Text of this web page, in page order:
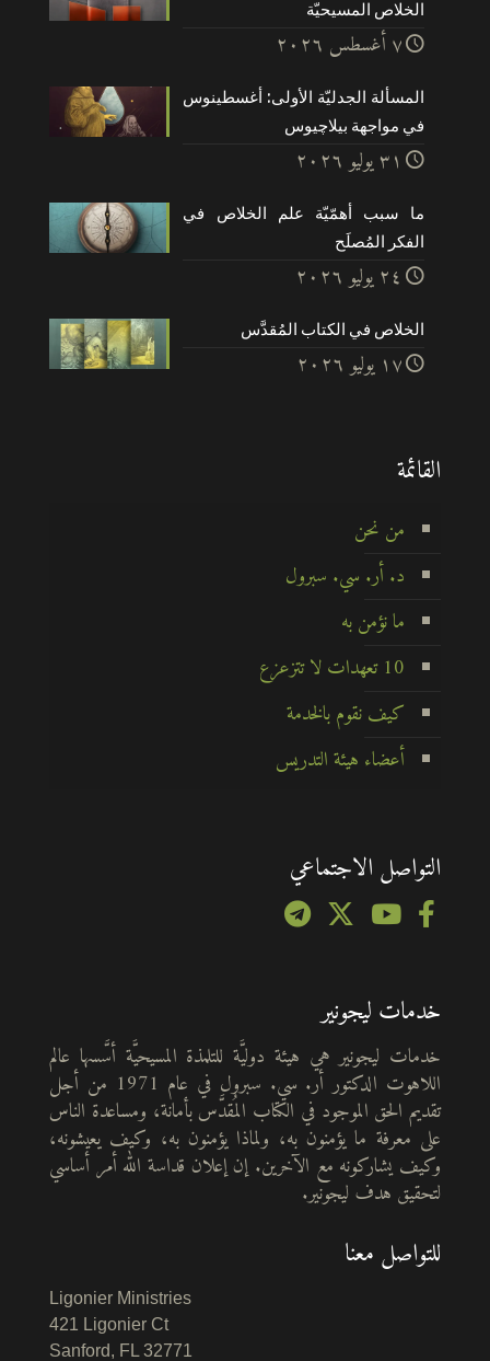
الخلاص المسيحيّة
۷ أغسطس ۲۰۲٦
المسألة الجدليّة الأولى: أغسطينوس
في مواجهة بيلاچيوس
۳۱ يوليو ۲۰۲٦
ما سبب أهمّيّة علم الخلاص في
الفكر المُصلَح
۲٤ يوليو ۲۰۲٦
الخلاص في الكتاب المُقدَّس
۱۷ يوليو ۲۰۲٦
القائمة
من نحن
د. أر. سي. سبرول
ما نؤمن به
10 تعهدات لا تتزعزع
كيف نقوم بالخدمة
أعضاء هيئة التدريس
التواصل الاجتماعي
خدمات ليجونير
خدمات ليجونير هي هيئة دوليَّة للتلمذة المسيحيَّة أسَّسها عالم
اللاهوت الدكتور أر. سي. سبرول في عام 1971 من أجل
تقديم الحق الموجود في الكتاب المُقدَّس بأمانة، ومساعدة الناس
على معرفة ما يؤمنون به، ولماذا يؤمنون به، وكيف يعيشونه،
وكيف يشاركونه مع الآخرين. إن إعلان قداسة الله أمر أساسي
لتحقيق هدف ليجونير.
للتواصل معنا
Ligonier Ministries
421 Ligonier Ct
Sanford, FL 32771